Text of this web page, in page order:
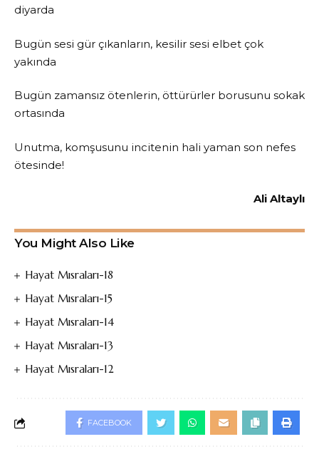
diyarda
Bugün sesi gür çıkanların, kesilir sesi elbet çok
yakında
Bugün zamansız ötenlerin, öttürürler borusunu sokak
ortasında
Unutma, komşusunu incitenin hali yaman son nefes
ötesinde!
Ali Altaylı
You Might Also Like
Hayat Mısraları-18
Hayat Mısraları-15
Hayat Mısraları-14
Hayat Mısraları-13
Hayat Mısraları-12
FACEBOOK